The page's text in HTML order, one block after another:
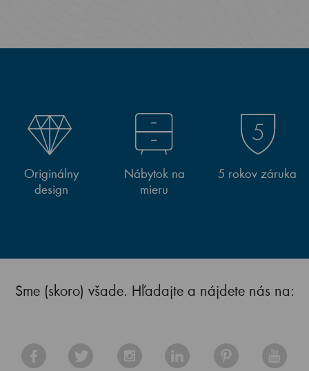
Originálny
design
Nábytok na
mieru
5 rokov záruka
Sme (skoro) všade. Hľadajte a nájdete nás na: